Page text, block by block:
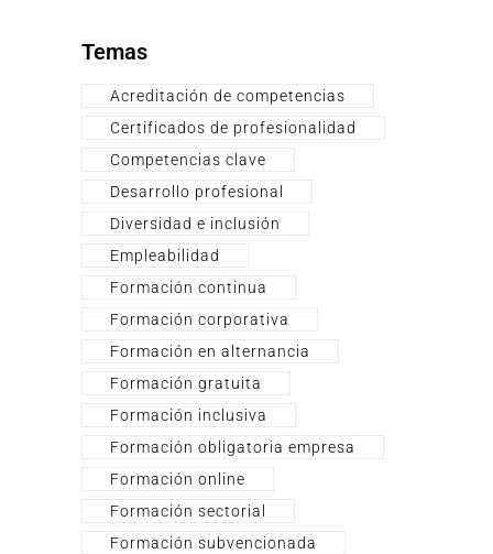
Temas
Acreditación de competencias
Certificados de profesionalidad
Competencias clave
Desarrollo profesional
Diversidad e inclusión
Empleabilidad
Formación continua
Formación corporativa
Formación en alternancia
Formación gratuita
Formación inclusiva
Formación obligatoria empresa
Formación online
Formación sectorial
Formación subvencionada